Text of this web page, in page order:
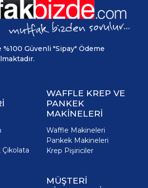
Güvenli "Sipay" Ödeme
Çikolata
WAFFLE KREP VE
PANKEK
MAKİNELERİ
Waffle Makineleri
Pankek Makineleri
Krep Pişiriciler
MÜŞTERİ